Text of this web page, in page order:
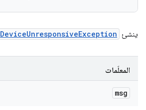
ينشئ DeviceUnresponsiveException
المعلَمات
msg